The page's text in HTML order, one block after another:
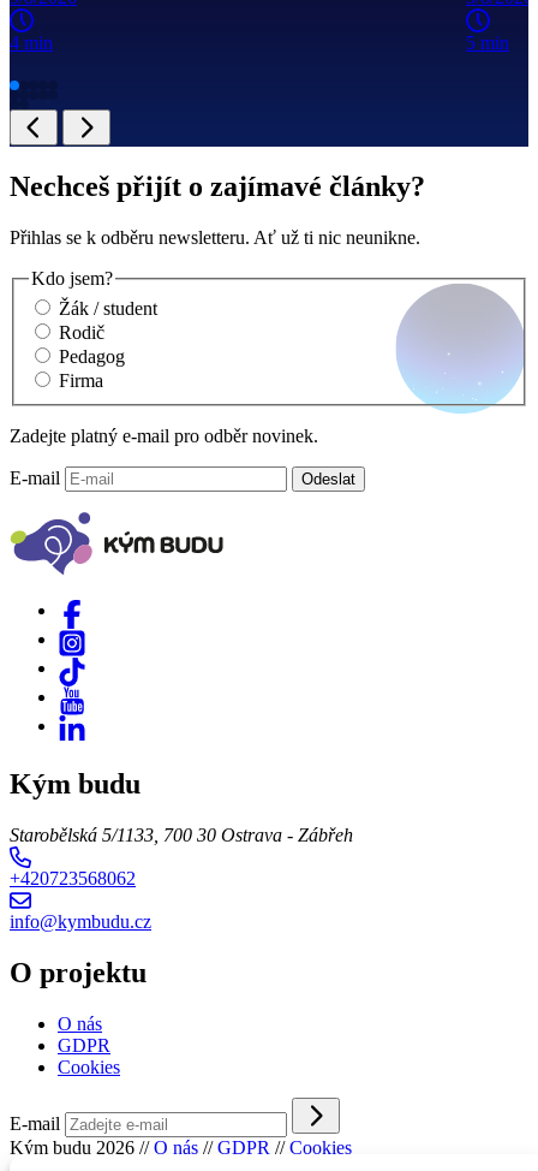
4 min 5 min
Nechceš přijít o zajímavé články?
Přihlas se k odběru newsletteru. Ať už ti nic neunikne.
Kdo jsem?
Žák / student
Rodič
Pedagog
Firma
Zadejte platný e-mail pro odběr novinek.
E-mail Odeslat
Kým budu
Starobělská 5/1133, 700 30 Ostrava - Zábřeh
+420723568062
info@kymbudu.cz
O projektu
O nás
GDPR
Cookies
E-mail
Kým budu 2026 // O nás // GDPR // Cookies